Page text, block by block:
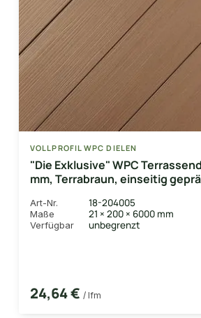
VOLLPROFIL WPC DIELEN
"Die Exklusive" WPC
mm, Terrabraun, einseitig
Art-Nr. 18-204005
Maße 21 × 200 × 6000 mm
Verfügbar unbegrenzt
24,64 € / lfm